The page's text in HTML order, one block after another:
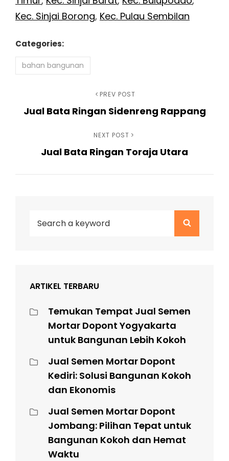
Kec. Sinjai Borong, Kec. Pulau Sembilan
Categories:
bahan bangunan
pos
Post
PREV POST
Jual Bata Ringan Sidenreng Rappang
NEXT POST
Jual Bata Ringan Toraja Utara
Search
ARTIKEL TERBARU
Temukan Tempat Jual Semen
Mortar Dopont Yogyakarta
untuk Bangunan Lebih Kokoh
Jual Semen Mortar Dopont
Kediri: Solusi Bangunan Kokoh
dan Ekonomis
Jual Semen Mortar Dopont
Jombang: Pilihan Tepat untuk
Bangunan Kokoh dan Hemat
Waktu